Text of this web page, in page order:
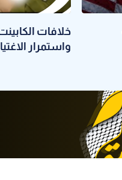
خلافات
واستمرار